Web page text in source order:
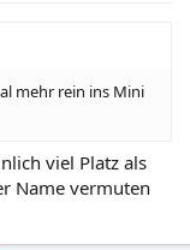
mehr rein ins Mini
viel Platz als
Name vermuten